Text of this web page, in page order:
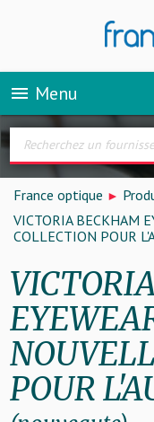
menu Menu
France optique
VICTORIA BECKHAM
COLLECTION POUR
POUR